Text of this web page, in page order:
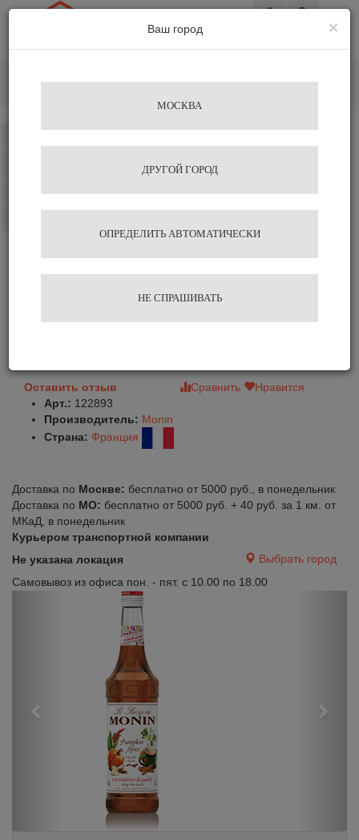
Сироп ”Пряная тыква”
«Монин» 0,7л
Оставить отзыв Сравнить
Нравится
Арт.: 122893
Производитель: Monin
Страна: Франция
Доставка по Москве: бесплатно от 5000 руб., в понедельник
Доставка по МО: бесплатно от 5000 руб. + 40 руб. за 1 км. от
МКаД, в понедельник
Курьером транспортной компании
Не указана локация
Выбрать город
Самовывоз из офиса пон. - пят. с 10.00 по 18.00
×
Ваш город
МОСКВА
ДРУГОЙ ГОРОД
ОПРЕДЕЛИТЬ АВТОМАТИЧЕСКИ
НЕ СПРАШИВАТЬ